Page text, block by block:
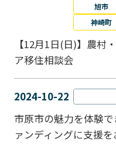
旭市
神崎町
【12月1日(日)】農村
ア移住相談会
2024-10-22
市原市の魅力を体験
ァンディングに支援を